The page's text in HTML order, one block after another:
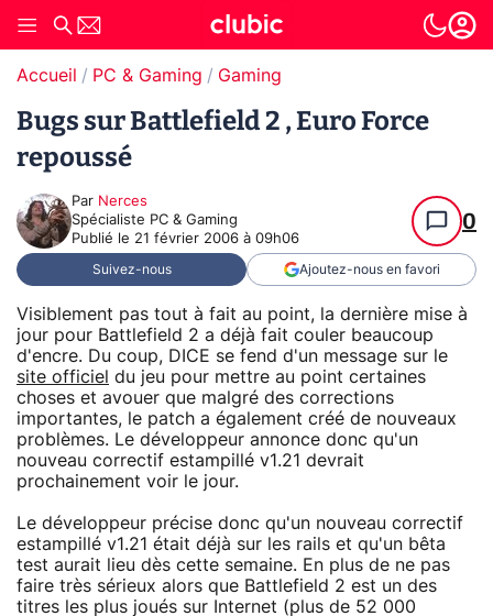
Accueil PC & Gaming Gaming
Bugs sur Battlefield 2 , Euro Force
repoussé
Par Nerces
Spécialiste PC & Gaming
Publié le 21 février 2006 à 09h06
0
Suivez-nous Ajoutez-nous en favori
Visiblement pas tout à fait au point, la dernière mise à
jour pour Battlefield 2 a déjà fait couler beaucoup
d'encre. Du coup, DICE se fend d'un message sur le
site officiel du jeu pour mettre au point certaines
choses et avouer que malgré des corrections
importantes, le patch a également créé de nouveaux
problèmes. Le développeur annonce donc qu'un
nouveau correctif estampillé v1.21 devrait
prochainement voir le jour.
Le développeur précise donc qu'un nouveau correctif
estampillé v1.21 était déjà sur les rails et qu'un bêta
test aurait lieu dès cette semaine. En plus de ne pas
faire très sérieux alors que Battlefield 2 est un des
titres les plus joués sur Internet (plus de 52 000